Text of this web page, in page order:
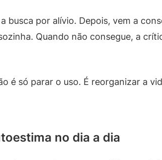
busca por alívio. Depois, vem a
Quando não consegue, a
é só parar o uso. É reorganizar a
no dia a dia